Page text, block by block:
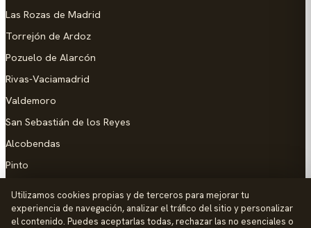
Las Rozas de Madrid
Torrejón de Ardoz
Pozuelo de Alarcón
Rivas-Vaciamadrid
Valdemoro
San Sebastián de los Reyes
Alcobendas
Pinto
AYUDA
Utilizamos cookies propias y de terceros para mejorar tu
experiencia de navegación, analizar el tráfico del sitio y personalizar
el contenido. Puedes aceptarlas todas, rechazar las no esenciales o